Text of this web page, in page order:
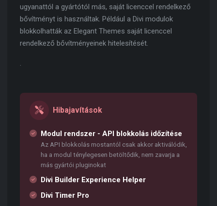
ugyanattól a gyártótól más, saját licenccel rendelkező
bővítményt is használtak. Például a Divi modulok
blokkolhatták az Elegant Themes saját licenccel
rendelkező bővítményeinek hitelesítését.
.
Hibajavítások
Modul rendszer - API blokkolás időzítése
Az API blokkolás mostantól csak akkor aktiválódik,
ha a modul ténylegesen betöltődik, nem zavarja a
más gyártói pluginokat
Divi Builder Experience Helper
Divi Timer Pro